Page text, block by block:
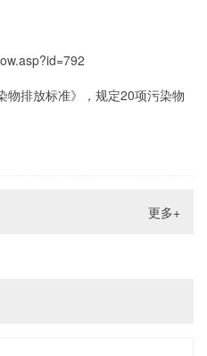
物排放标准》，规定20项污染物
更多+